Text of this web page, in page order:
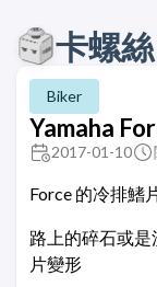
卡螺絲
Biker
Yamaha
2017-01-10
Force 的冷排鰭
路上的碎石或
片變形